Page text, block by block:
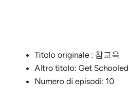
Titolo originale : 참교육
Altro titolo: Get Schooled
Numero di episodi: 10